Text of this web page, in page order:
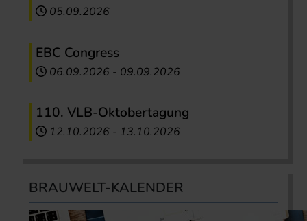
05.09.2026
EBC Congress
06.09.2026 - 09.09.2026
110. VLB-Oktobertagung
12.10.2026 - 13.10.2026
BRAUWELT-KALENDER